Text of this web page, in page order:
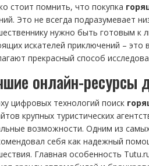
стоит помнить, что покупка
Это не всегда подразумевает
нужно быть готовым
искателей приключений –
прекрасный способ
онлайн-ресурсы
цифровых технологий поиск
крупных туристических
возможности. Одним из
себя как надежный
Главная особенность